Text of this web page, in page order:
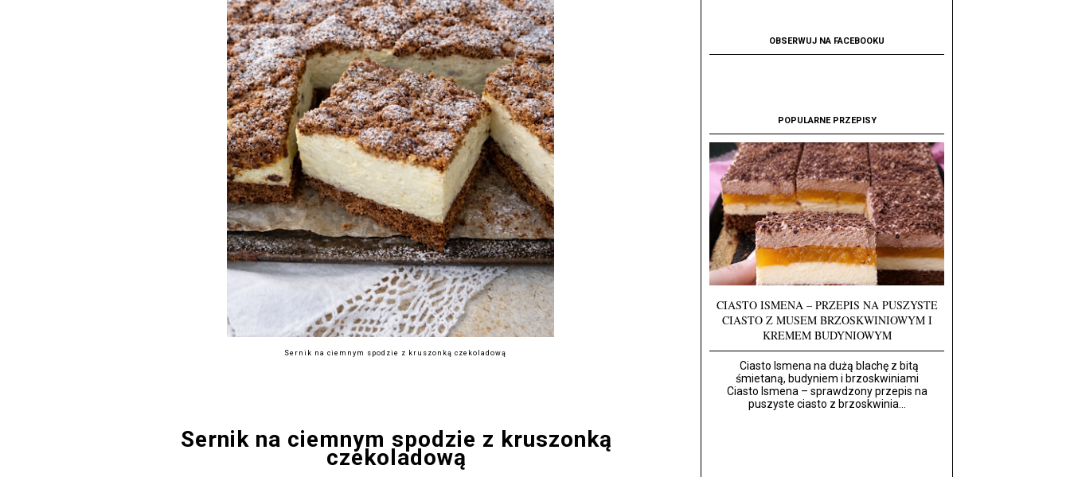
Sernik na ciemnym spodzie z kruszonką czekoladową
Sernik na ciemnym spodzie z kruszonką
czekoladową
OBSERWUJ NA FACEBOOKU
POPULARNE PRZEPISY
CIASTO ISMENA – PRZEPIS NA PUSZYSTE
CIASTO Z MUSEM BRZOSKWINIOWYM I
KREMEM BUDYNIOWYM
Ciasto Ismena na dużą blachę z bitą
śmietaną, budyniem i brzoskwiniami
Ciasto Ismena – sprawdzony przepis na
puszyste ciasto z brzoskwinia...